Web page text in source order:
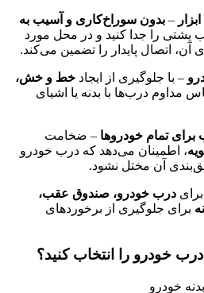
– بدون سوراخ‌کاری و آسیب به
را جدا کنید و در محل مورد
اتصال پایدار را تضمین می‌کند.
– با جلوگیری از ایجاد خط و خش،
مداوم درب‌ها با بدنه یا اشیای
تمام خودروها – ضخامت
، اطمینان می‌دهد که درب خودرو
آن مختل نشود.
درب خودرو، صندوق عقب،
برای جلوگیری از برخوردهای
خودرو را انتخاب کنید؟
خودرو